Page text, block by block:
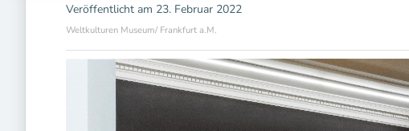
Veröffentlicht am 23. Februar 2022
Weltkulturen Museum/ Frankfurt a.M.